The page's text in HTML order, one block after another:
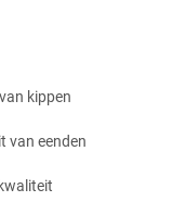
kippen
van eenden